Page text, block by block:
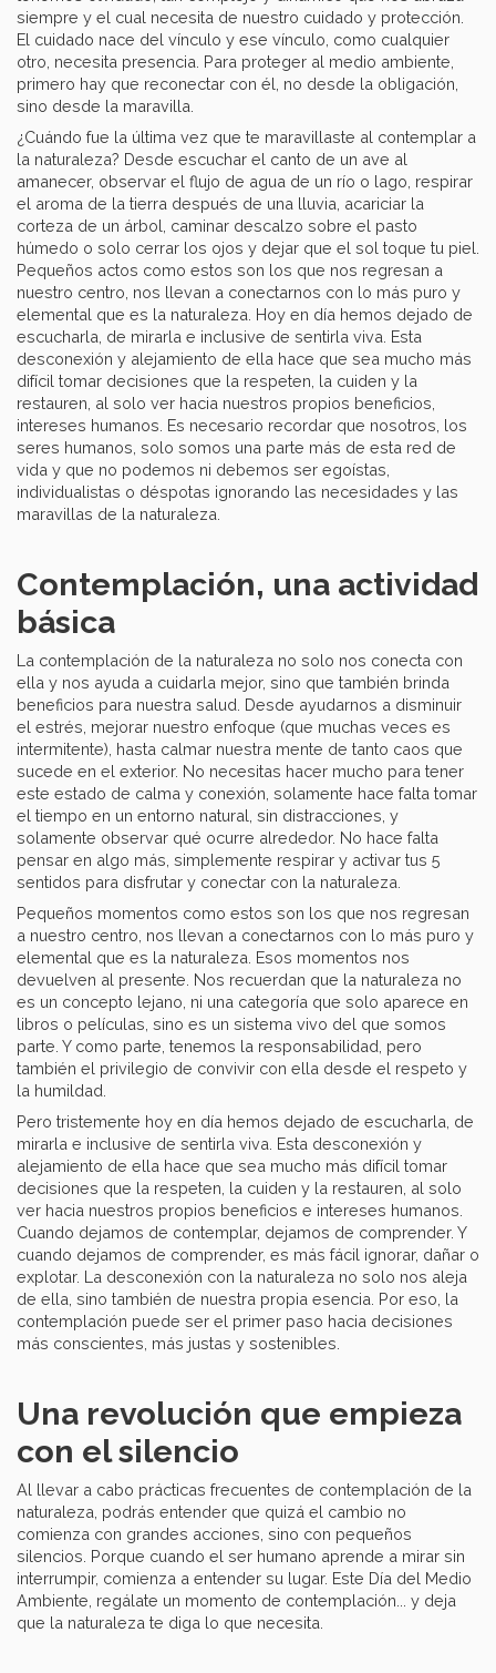
siempre y el cual necesita de nuestro cuidado y protección.
El cuidado nace del vínculo y ese vínculo, como cualquier
otro, necesita presencia. Para proteger al medio ambiente,
primero hay que reconectar con él, no desde la obligación,
sino desde la maravilla.
¿Cuándo fue la última vez que te maravillaste al contemplar a
la naturaleza? Desde escuchar el canto de un ave al
amanecer, observar el flujo de agua de un río o lago, respirar
el aroma de la tierra después de una lluvia, acariciar la
corteza de un árbol, caminar descalzo sobre el pasto
húmedo o solo cerrar los ojos y dejar que el sol toque tu piel.
Pequeños actos como estos son los que nos regresan a
nuestro centro, nos llevan a conectarnos con lo más puro y
elemental que es la naturaleza. Hoy en día hemos dejado de
escucharla, de mirarla e inclusive de sentirla viva. Esta
desconexión y alejamiento de ella hace que sea mucho más
difícil tomar decisiones que la respeten, la cuiden y la
restauren, al solo ver hacia nuestros propios beneficios,
intereses humanos. Es necesario recordar que nosotros, los
seres humanos, solo somos una parte más de esta red de
vida y que no podemos ni debemos ser egoístas,
individualistas o déspotas ignorando las necesidades y las
maravillas de la naturaleza.
Contemplación, una actividad
básica
La contemplación de la naturaleza no solo nos conecta con
ella y nos ayuda a cuidarla mejor, sino que también brinda
beneficios para nuestra salud. Desde ayudarnos a disminuir
el estrés, mejorar nuestro enfoque (que muchas veces es
intermitente), hasta calmar nuestra mente de tanto caos que
sucede en el exterior. No necesitas hacer mucho para tener
este estado de calma y conexión, solamente hace falta tomar
el tiempo en un entorno natural, sin distracciones, y
solamente observar qué ocurre alrededor. No hace falta
pensar en algo más, simplemente respirar y activar tus 5
sentidos para disfrutar y conectar con la naturaleza.
Pequeños momentos como estos son los que nos regresan
a nuestro centro, nos llevan a conectarnos con lo más puro y
elemental que es la naturaleza. Esos momentos nos
devuelven al presente. Nos recuerdan que la naturaleza no
es un concepto lejano, ni una categoría que solo aparece en
libros o películas, sino es un sistema vivo del que somos
parte. Y como parte, tenemos la responsabilidad, pero
también el privilegio de convivir con ella desde el respeto y
la humildad.
Pero tristemente hoy en día hemos dejado de escucharla, de
mirarla e inclusive de sentirla viva. Esta desconexión y
alejamiento de ella hace que sea mucho más difícil tomar
decisiones que la respeten, la cuiden y la restauren, al solo
ver hacia nuestros propios beneficios e intereses humanos.
Cuando dejamos de contemplar, dejamos de comprender. Y
cuando dejamos de comprender, es más fácil ignorar, dañar o
explotar. La desconexión con la naturaleza no solo nos aleja
de ella, sino también de nuestra propia esencia. Por eso, la
contemplación puede ser el primer paso hacia decisiones
más conscientes, más justas y sostenibles.
Una revolución que empieza
con el silencio
Al llevar a cabo prácticas frecuentes de contemplación de la
naturaleza, podrás entender que quizá el cambio no
comienza con grandes acciones, sino con pequeños
silencios. Porque cuando el ser humano aprende a mirar sin
interrumpir, comienza a entender su lugar. Este Día del Medio
Ambiente, regálate un momento de contemplación... y deja
que la naturaleza te diga lo que necesita.